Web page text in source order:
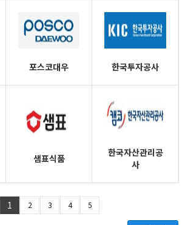
포스코대우 한국투자공사
샘표식품
한국자산관리공
사
1 2 3 4 5